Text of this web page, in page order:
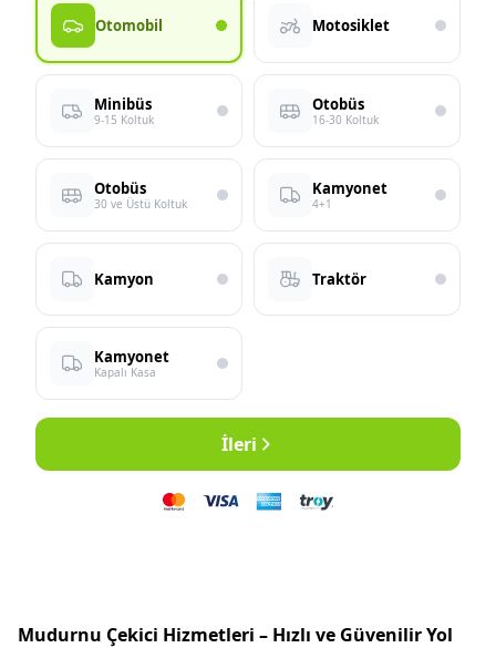
Otomobil Motosiklet
Minibüs
9-15 Koltuk
Otobüs
16-30 Koltuk
Otobüs
30 ve Üstü Koltuk
Kamyonet
4+1
Kamyon Traktör
Kamyonet
Kapalı Kasa
İleri
Mudurnu Çekici Hizmetleri – Hızlı ve Güvenilir Yol